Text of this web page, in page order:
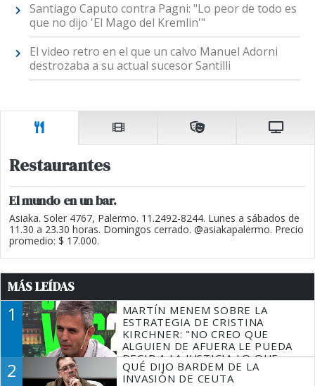
Santiago Caputo contra Pagni: "Lo peor de todo es
que no dijo 'El Mago del Kremlin'"
El video retro en el que un calvo Manuel Adorni
destrozaba a su actual sucesor Santilli
Restaurantes
El mundo en un bar.
Asiaka. Soler 4767, Palermo. 11.2492-8244. Lunes a sábados de
11.30 a 23.30 horas. Domingos cerrado. @asiakapalermo. Precio
promedio: $ 17.000.
MÁS LEÍDAS
1
MARTÍN MENEM SOBRE LA
ESTRATEGIA DE CRISTINA
KIRCHNER: "NO CREO QUE
ALGUIEN DE AFUERA LE PUEDA
DECIR A LA JUSTICIA LO QUE
TIENE QUE HACER"
2
QUÉ DIJO BARDEM DE LA
INVASIÓN DE CEUTA